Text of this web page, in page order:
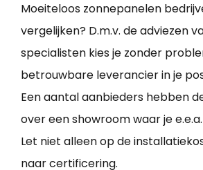
Moeiteloos zonnepanelen
vergelijken? D.m.v. de adviezen
specialisten kies je zonder
betrouwbare leverancier in je
Een aantal aanbieders hebben
over een showroom waar je
Let niet alleen op de
naar certificering.